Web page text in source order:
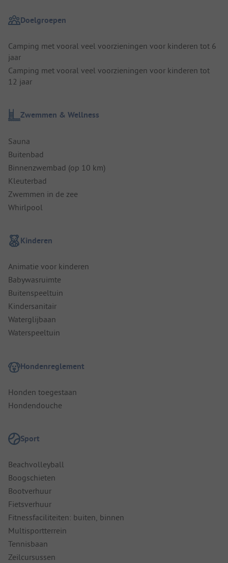
Doelgroepen
Camping met vooral veel voorzieningen voor kinderen tot 6
jaar
Camping met vooral veel voorzieningen voor kinderen tot
12 jaar
Zwemmen & Wellness
Sauna
Buitenbad
Binnenzwembad (op 10 km)
Kleuterbad
Zwemmen in de zee
Whirlpool
Kinderen
Animatie voor kinderen
Babywasruimte
Buitenspeeltuin
Kindersanitair
Waterglijbaan
Waterspeeltuin
Hondenreglement
Honden toegestaan
Hondendouche
Sport
Beachvolleyball
Boogschieten
Bootverhuur
Fietsverhuur
Fitnessfaciliteiten: buiten, binnen
Multisportterrein
Tennisbaan
Zeilcursussen